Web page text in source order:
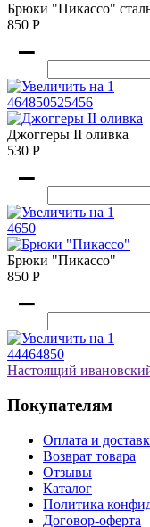
Брюки "Пикассо"
850 Р
464850525456
Джоггеры II оливка
530 Р
4650
Брюки "Пикассо"
850 Р
44464850
Настоящий
Покупателям
Оплата и
Возврат товара
Отзывы
Каталог
Политика
Договор-оферта